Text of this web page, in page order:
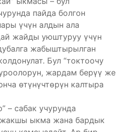
пайда болгон
үчүн алдын ала
жайды уюштуруу үчүн
жабыштырылган
Бул “токтоочу
жардам берүү же
өтүнүчтөрүн калтыра
– сабак учурунда
ыкма жана бардык